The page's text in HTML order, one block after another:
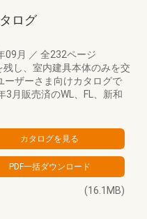
ログ
09月 ／ 全232ページ
残し、室内建具本体のみを交
ーザーさま向けカタログで
月販売済のWL、FL、新和
(16.1MB)